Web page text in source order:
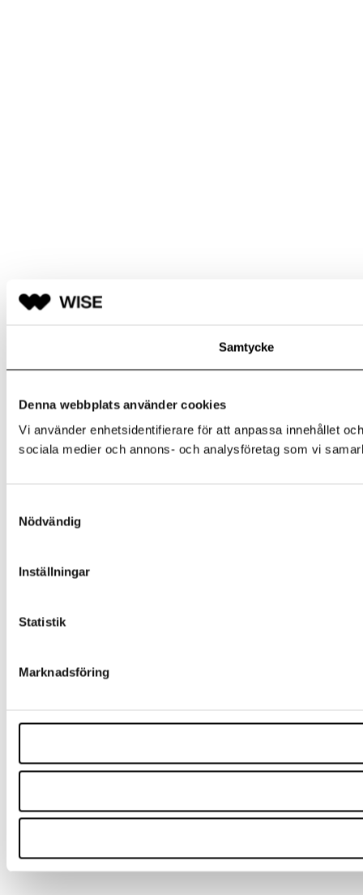
Samtycke
Denna webbplats använder cookies
Vi använder enhetsidentifierare för att anpassa innehållet
sociala medier och annons- och analysföretag som vi
Nödvändig
Inställningar
Statistik
Marknadsföring